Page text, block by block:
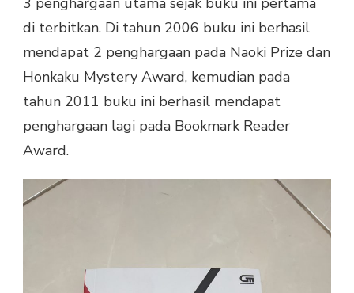
di terbitkan. Di tahun 2006 buku ini berhasil
mendapat 2 penghargaan pada Naoki Prize dan
Honkaku Mystery Award, kemudian pada
tahun 2011 buku ini berhasil mendapat
penghargaan lagi pada Bookmark Reader
Award.